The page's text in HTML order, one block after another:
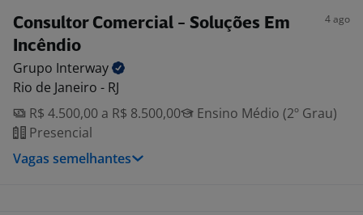
Consultor Comercial - Soluções Em
Incêndio
4 ago
Grupo Interway
Rio de Janeiro - RJ
R$ 4.500,00 a R$ 8.500,00
Ensino Médio (2º Grau)
Presencial
Vagas semelhantes